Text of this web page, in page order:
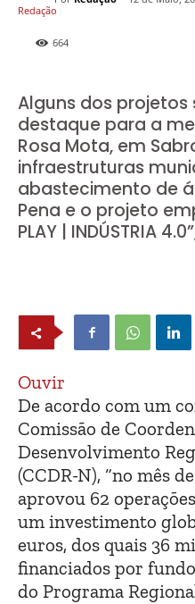
664
Alguns dos projetos
destaque para a
Rosa Mota, em
infraestruturas
abastecimento de
Pena e o projeto
PLAY | INDÚSTRIA
Ouvir
De acordo com um
Comissão de
Desenvolvimento
(CCDR-N), “no mês
aprovou 62
um investimento
euros, dos quais 36
financiados por
do Programa